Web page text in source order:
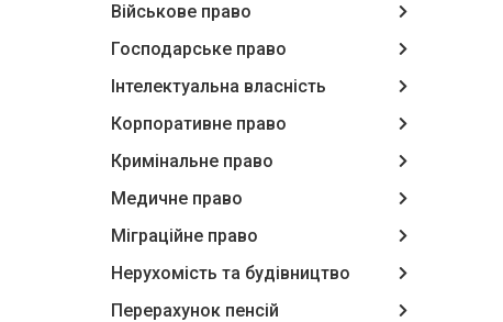
Військове право
Господарське право
Інтелектуальна власність
Корпоративне право
Кримінальне право
Медичне право
Міграційне право
Нерухомість та будівництво
Перерахунок пенсій